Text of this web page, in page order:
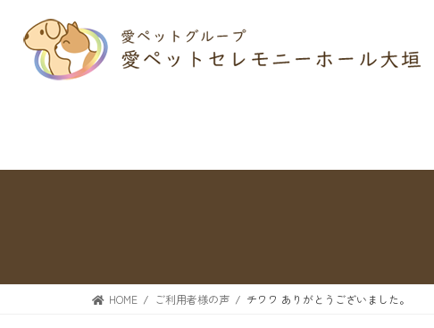
HOME ご利用者様の声 チワワ ありがとうございました。